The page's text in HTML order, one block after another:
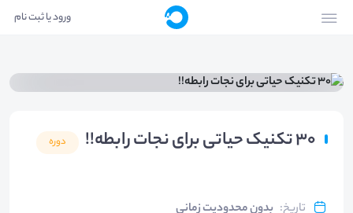
ورود یا ثبت نام
30 تکنیک حیاتی برای نجات رابطه!! دوره